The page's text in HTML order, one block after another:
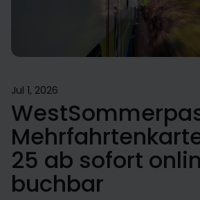
Jul 1, 2026
25 ab sofort
buchbar